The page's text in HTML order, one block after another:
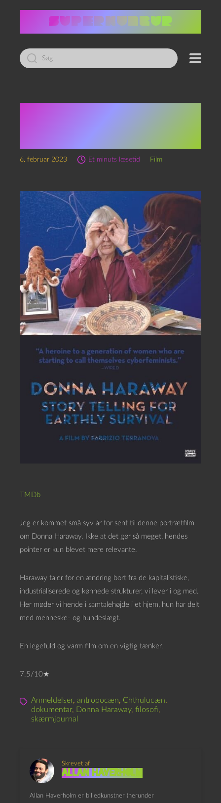
Led
efter:
6. februar 2023 Et minuts læsetid Film
TMDb
Jeg er kommet små syv år for sent til denne portrætfilm
om Donna Haraway. Ikke at det gør så meget, hendes
pointer er kun blevet mere relevante.
Haraway taler for en ændring bort fra de kapitalistiske,
industrialiserede og kønnede strukturer, vi lever i og med.
Her møder vi hende i samtalehøjde i et hjem, hun har delt
med menneske- og hundeslægt.
En legefuld og varm film om en vigtig tænker.
7.5/10★
Anmeldelser, antropocæn, Chthulucæn,
dokumentar, Donna Haraway, filosofi,
skærmjournal
Skrevet af
Allan Haverholm
Allan Haverholm er billedkunstner (herunder